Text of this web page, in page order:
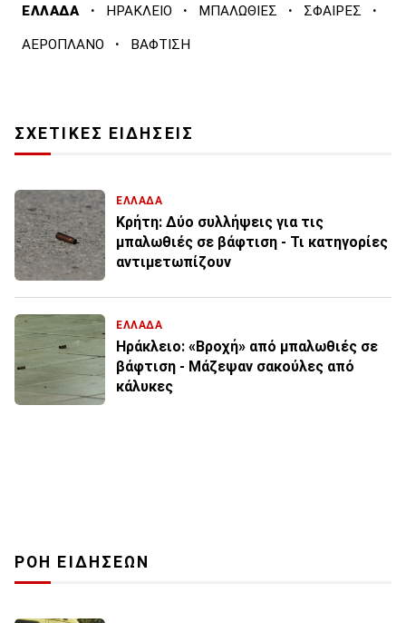
ΕΛΛΑΔΑ · ΗΡΑΚΛΕΙΟ · ΜΠΑΛΩΘΙΕΣ · ΣΦΑΙΡΕΣ ·
ΑΕΡΟΠΛΑΝΟ · ΒΑΦΤΙΣΗ
ΣΧΕΤΙΚΕΣ ΕΙΔΗΣΕΙΣ
ΕΛΛΑΔΑ
Κρήτη: Δύο συλλήψεις για τις
μπαλωθιές σε βάφτιση - Τι κατηγορίες
αντιμετωπίζουν
ΕΛΛΑΔΑ
Ηράκλειο: «Βροχή» από μπαλωθιές σε
βάφτιση - Μάζεψαν σακούλες από
κάλυκες
ΡΟΗ ΕΙΔΗΣΕΩΝ